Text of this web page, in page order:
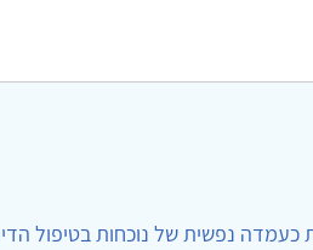
כעמדה נפשית של נוכחות בטיפול